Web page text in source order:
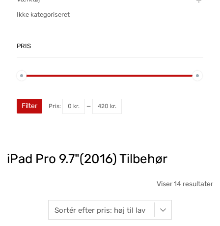
iPad Pro 9.7"(2016) Tilbehør
Viser 14 resultater
Ikke kategoriseret
PRIS
Filter Pris: 0 kr. — 420 kr.